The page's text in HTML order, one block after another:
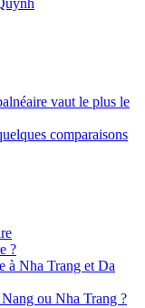
vaut le plus le
comparaisons
?
à Nha Trang et Da
ou Nha Trang ?